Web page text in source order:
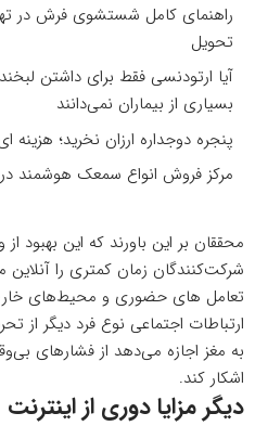
راهنمای کامل شستشوی فرش در
تحویل
آیا ارتودنسی فقط برای داشتن
بسیاری از بیماران نمی‌دانند
پنجره دوجداره ارزان نخرید؛ هزینه
مرکز فروش انواع سمعک هوشمند
محققان بر این باورند که این بهبود
شرکت‌کنندگان زمان کمتری را
تعامل های حضوری و محیط‌های
ارتباطات اجتماعی نوع فرد دیگر از
به مغز اجازه می‌دهد از فشارهای
اشکار کند.
دیگر مزایا دوری از اینترنت